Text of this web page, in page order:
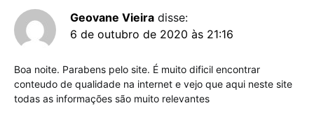
Geovane Vieira disse:
6 de outubro de 2020 às 21:16
Boa noite. Parabens pelo site. É muito dificil encontrar
conteudo de qualidade na internet e vejo que aqui neste site
todas as informações são muito relevantes